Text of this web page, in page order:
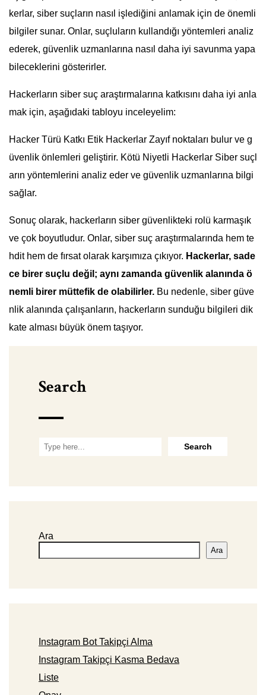
kerlar, siber suçların nasıl işlediğini anlamak için de önemli
bilgiler sunar. Onlar, suçluların kullandığı yöntemleri analiz
ederek, güvenlik uzmanlarına nasıl daha iyi savunma yapa
bileceklerini gösterirler.
Hackerların siber suç araştırmalarına katkısını daha iyi anla
mak için, aşağıdaki tabloyu inceleyelim:
Hacker Türü Katkı Etik Hackerlar Zayıf noktaları bulur ve g
üvenlik önlemleri geliştirir. Kötü Niyetli Hackerlar Siber suçl
arın yöntemlerini analiz eder ve güvenlik uzmanlarına bilgi
sağlar.
Sonuç olarak, hackerların siber güvenlikteki rolü karmaşık
ve çok boyutludur. Onlar, siber suç araştırmalarında hem te
hdit hem de fırsat olarak karşımıza çıkıyor. Hackerlar, sade
ce birer suçlu değil; aynı zamanda güvenlik alanında ö
nemli birer müttefik de olabilirler. Bu nedenle, siber güve
nlik alanında çalışanların, hackerların sunduğu bilgileri dik
kate alması büyük önem taşıyor.
Search
Ara
Ara
Instagram Bot Takipçi Alma
Instagram Takipçi Kasma Bedava
Liste